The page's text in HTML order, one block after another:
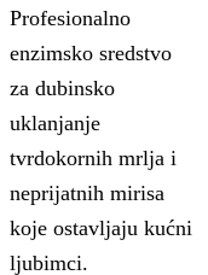
Profesionalno
enzimsko sredstvo
za dubinsko
uklanjanje
tvrdokornih mrlja i
neprijatnih mirisa
koje ostavljaju kućni
ljubimci.